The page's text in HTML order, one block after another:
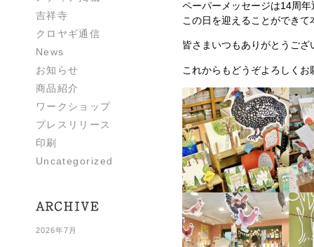
吉祥寺
クロヤギ通信
News
お知らせ
商品紹介
ワークショップ
プレスリリース
印刷
Uncategorized
2026年7月
ペーパーメッセージは14周
この日を迎えることができ
皆さまいつもありがとうござ
これからもどうぞよろしくお